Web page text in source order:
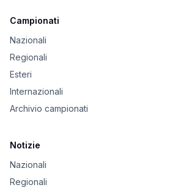
Campionati
Nazionali
Regionali
Esteri
Internazionali
Archivio campionati
Notizie
Nazionali
Regionali